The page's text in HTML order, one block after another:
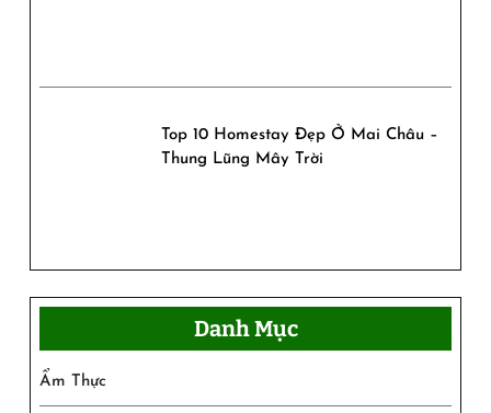
Top 10 Homestay Đẹp Ở Mai Châu –
Thung Lũng Mây Trời
Danh Mục
Ẩm Thực